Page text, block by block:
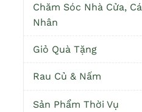
Chăm Sóc Nhà Cửa, Cá
Nhân
Giỏ Quà Tặng
Rau Củ & Nấm
Sản Phẩm Thời Vụ